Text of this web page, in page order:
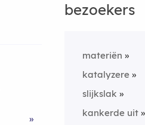
»
bezoekers
materiën
katalyzere
slijkslak
kankerde uit